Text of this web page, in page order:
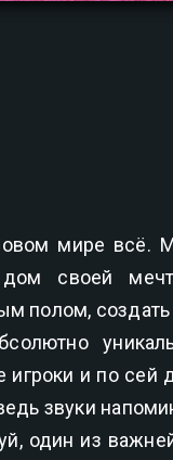
мире всё.
дом своей
полом,
игроки и по сей
звуки
один из